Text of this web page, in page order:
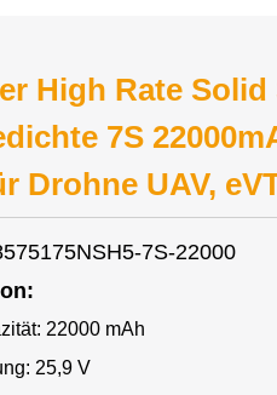
High Rate
7S
Drohne UAV,
7S-22000
22000 mAh
25,9 V